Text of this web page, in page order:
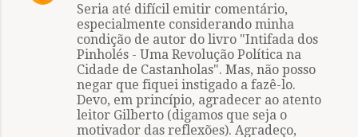
Seria até difícil emitir comentário,
especialmente considerando minha
condição de autor do livro "Intifada dos
Pinholés - Uma Revolução Política na
Cidade de Castanholas". Mas, não posso
negar que fiquei instigado a fazê-lo.
Devo, em princípio, agradecer ao atento
leitor Gilberto (digamos que seja o
motivador das reflexões). Agradeço,